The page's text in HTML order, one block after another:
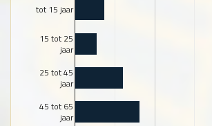
tot 15 jaar
15 tot 25
jaar
25 tot 45
jaar
45 tot 65
jaar